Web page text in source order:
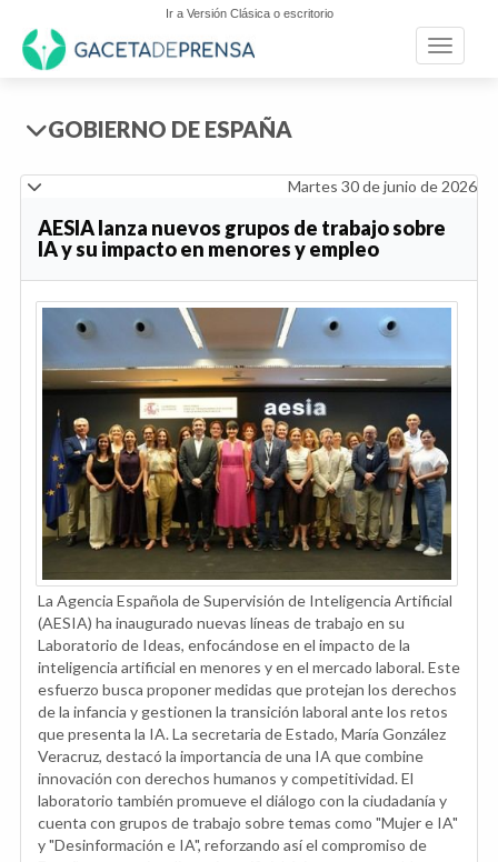
Ir a Versión Clásica o escritorio
Toggle
GOBIERNO DE ESPAÑA
Martes 30 de junio de 2026
AESIA lanza nuevos grupos de trabajo sobre
IA y su impacto en menores y empleo
La Agencia Española de Supervisión de Inteligencia Artificial
(AESIA) ha inaugurado nuevas líneas de trabajo en su
Laboratorio de Ideas, enfocándose en el impacto de la
inteligencia artificial en menores y en el mercado laboral. Este
esfuerzo busca proponer medidas que protejan los derechos
de la infancia y gestionen la transición laboral ante los retos
que presenta la IA. La secretaria de Estado, María González
Veracruz, destacó la importancia de una IA que combine
innovación con derechos humanos y competitividad. El
laboratorio también promueve el diálogo con la ciudadanía y
cuenta con grupos de trabajo sobre temas como "Mujer e IA"
y "Desinformación e IA", reforzando así el compromiso de